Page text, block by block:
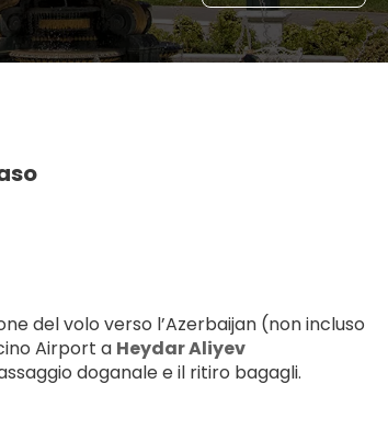
del volo verso l’Azerbaijan (non incluso
Airport a Heydar Aliyev
doganale e il ritiro bagagli.